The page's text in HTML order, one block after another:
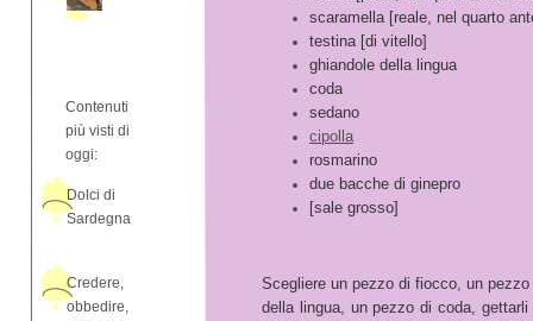
Contenuti
più visti di
oggi:
Dolci di
Sardegna
Credere,
obbedire,
scaramella [reale, nel quarto
testina [di vitello]
ghiandole della lingua
coda
sedano
cipolla
rosmarino
due bacche di ginepro
[sale grosso]
Scegliere un pezzo di fiocco, un
della lingua, un pezzo di coda,